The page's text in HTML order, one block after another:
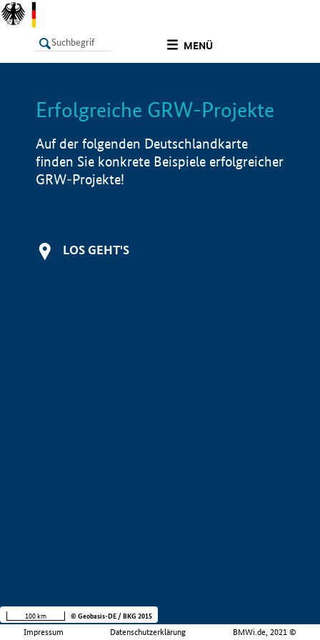
MENÜ
LISTE Info
Erfolgreiche GRW-Projekte
Auf der folgenden Deutschlandkarte
finden Sie konkrete Beispiele erfolgreicher
GRW-Projekte!
LOS GEHT'S
Impressum Datenschutzerklärung BMWi.de, 2021 ©
100 km © Geobasis-DE / BKG 2015